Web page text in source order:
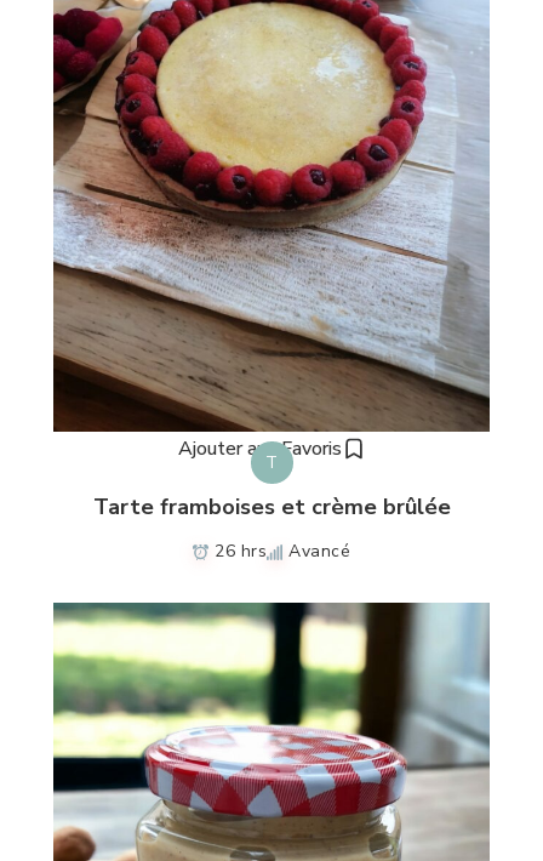
Ajouter aux Favoris
T
Tarte framboises et crème brûlée
26 hrs Avancé